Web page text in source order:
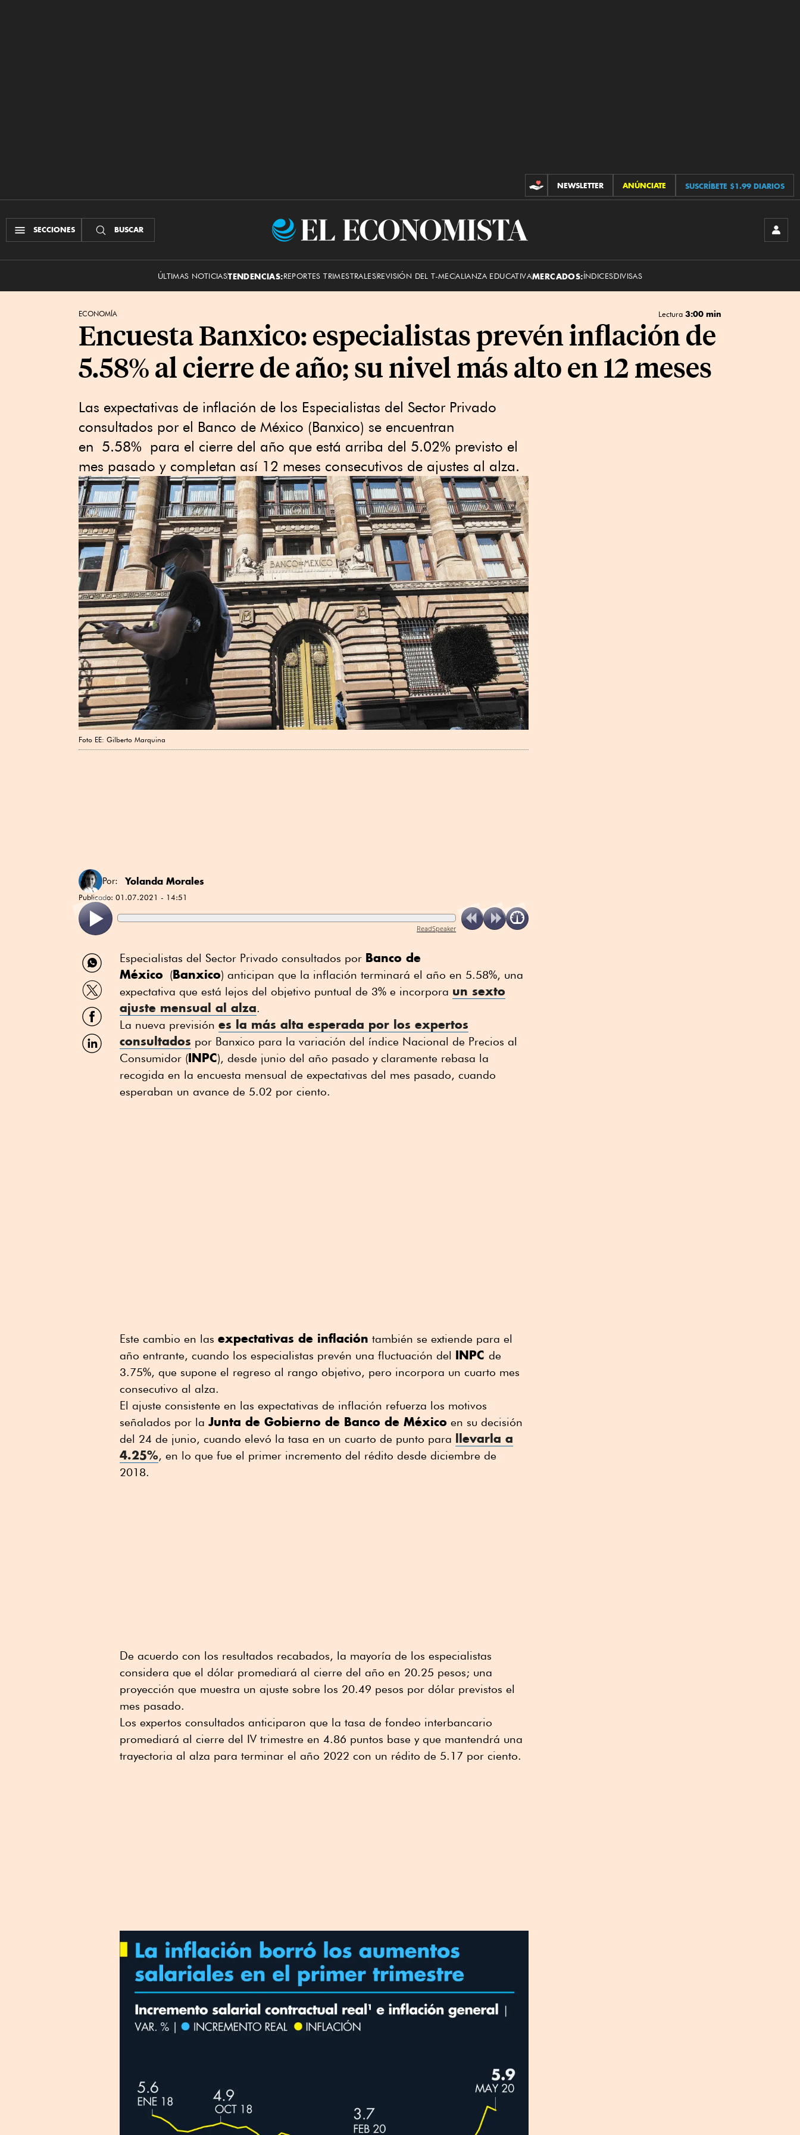
CONTRIBUCIONES
NEWSLETTER ANÚNCIATE SUSCRÍBETE $1.99 DIARIOS
SECCIONES BUSCAR
El
ÚLTIMAS NOTICIASTENDENCIAS:REPORTES TRIMESTRALESREVISIÓN DEL T-MECALIANZA EDUCATIVAMERCADOS:ÍNDICESDIVISAS
ECONOMÍA Lectura 3:00 min
Encuesta Banxico: especialistas prevén inflación de
5.58% al cierre de año; su nivel más alto en 12 meses
Las expectativas de inflación de los Especialistas del Sector Privado
consultados por el Banco de México (Banxico) se encuentran
en 5.58% para el cierre del año que está arriba del 5.02% previsto el
mes pasado y completan así 12 meses consecutivos de ajustes al alza.
Foto EE: Gilberto Marquina
Por: Yolanda Morales
Publicado: 01.07.2021 - 14:51
ReadSpeaker
Compartir
por
WhatsApp
Compartir
por
Twitter
Compartir
por
Facebook
Compartir
por
Especialistas del Sector Privado consultados por Banco de
México (Banxico) anticipan que la inflación terminará el año en 5.58%, una
expectativa que está lejos del objetivo puntual de 3% e incorpora un sexto
ajuste mensual al alza.
La nueva previsión es la más alta esperada por los expertos
consultados por Banxico para la variación del índice Nacional de Precios al
Consumidor (INPC), desde junio del año pasado y claramente rebasa la
recogida en la encuesta mensual de expectativas del mes pasado, cuando
esperaban un avance de 5.02 por ciento.
Este cambio en las expectativas de inflación también se extiende para el
año entrante, cuando los especialistas prevén una fluctuación del INPC de
3.75%, que supone el regreso al rango objetivo, pero incorpora un cuarto mes
consecutivo al alza.
El ajuste consistente en las expectativas de inflación refuerza los motivos
señalados por la Junta de Gobierno de Banco de México en su decisión
del 24 de junio, cuando elevó la tasa en un cuarto de punto para llevarla a
4.25%, en lo que fue el primer incremento del rédito desde diciembre de
2018.
De acuerdo con los resultados recabados, la mayoría de los especialistas
considera que el dólar promediará al cierre del año en 20.25 pesos; una
proyección que muestra un ajuste sobre los 20.49 pesos por dólar previstos el
mes pasado.
Los expertos consultados anticiparon que la tasa de fondeo interbancario
promediará al cierre del IV trimestre en 4.86 puntos base y que mantendrá una
trayectoria al alza para terminar el año 2022 con un rédito de 5.17 por ciento.